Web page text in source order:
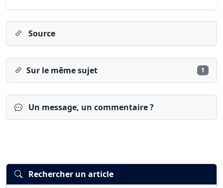
Source
Sur le même sujet 1
Un message, un commentaire ?
Rechercher un article